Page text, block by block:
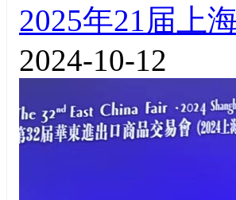
2025年21届上
2024-10-12